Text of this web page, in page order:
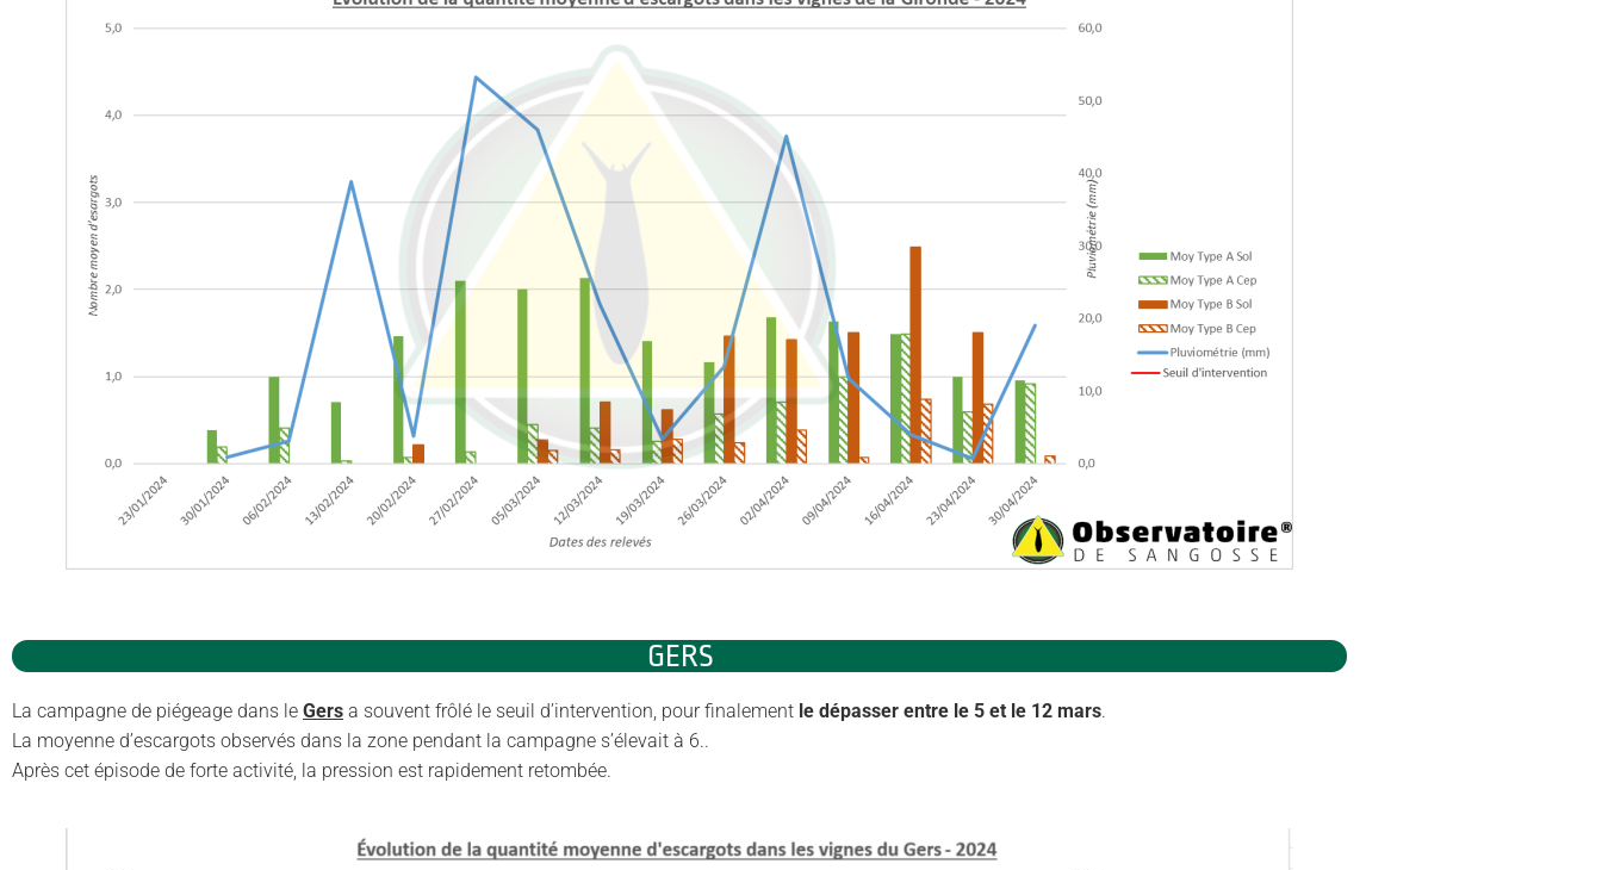
GERS
La campagne de piégeage dans le Gers a souvent frôlé le seuil d’intervention, pour finalement le dépasser entre le 5 et le 12 mars.
La moyenne d’escargots observés dans la zone pendant la campagne s’élevait à 6..
Après cet épisode de forte activité, la pression est rapidement retombée.